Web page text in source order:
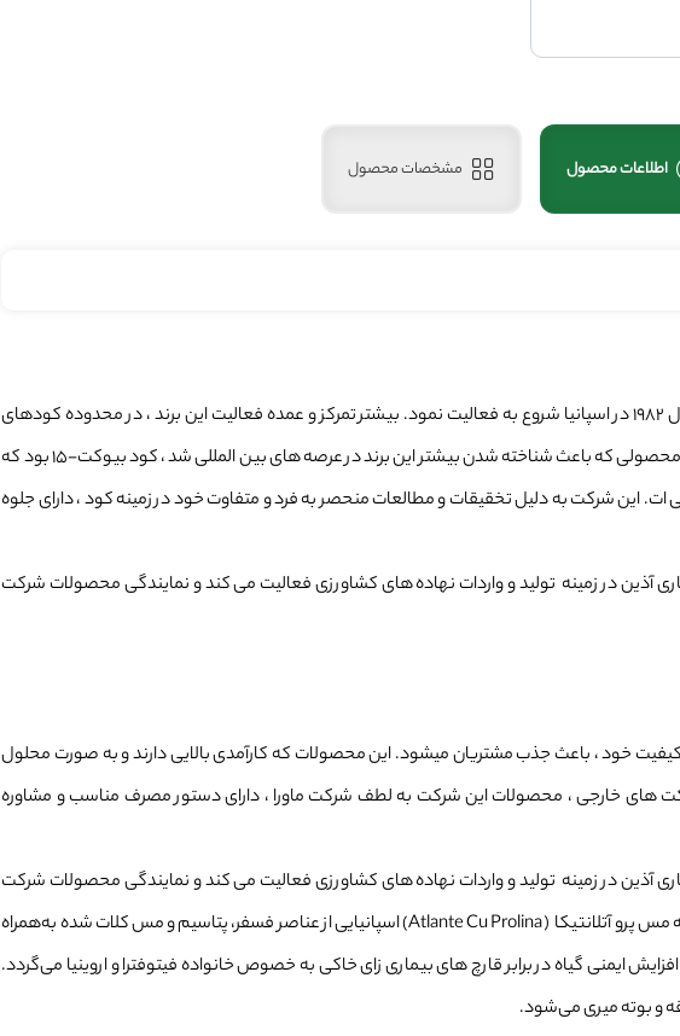
اطلاعات محصول مشخصات محصول
این شرکت تولید کننده محصولات کشاورزی ، در سال 1982 در اسپانیا شروع به فعالیت نمود. بیشتر تمرکز و عمده فعالیت این برند ، در محدوده کودهای
مربوط به هیومیک اسید و فولویک اسید می باشد . محصولی که باعث شناخته شدن بیشتر این برند در عرصه های بین المللی شد ، کود بیوکت-15 بود که
ات. این شرکت به دلیل تخقیقات و مطالعات منحصر به فرد و متفاوت خود در زمینه کود ، دارای جلوه
آذین در زمینه تولید و واردات نهاده های کشاورزی فعالیت می کند و نمایندگی محصولات شرکت
خود ، باعث جذب مشتریان میشود. این محصولات که کارآمدی بالایی دارند و به صورت محلول
های خارجی ، محصولات این شرکت به لطف شرکت ماورا ، دارای دستور مصرف مناسب و مشاوره
آذین در زمینه تولید و واردات نهاده های کشاورزی فعالیت می کند و نمایندگی محصولات شرکت
آتلانتیکا اگریکلا اسپانیایی را در ایران دارد. کود آتلانته مس پرو آتلانتیکا (Atlante Cu Prolina) اسپانیایی از عناصر فسفر، پتاسیم و مس کلات شده به‌همراه
ایمنی گیاه در برابر قارچ های بیماری زای خاکی به خصوص خانواده فیتوفترا و اروینیا می‌گردد.
و بوته میری می‌شود.